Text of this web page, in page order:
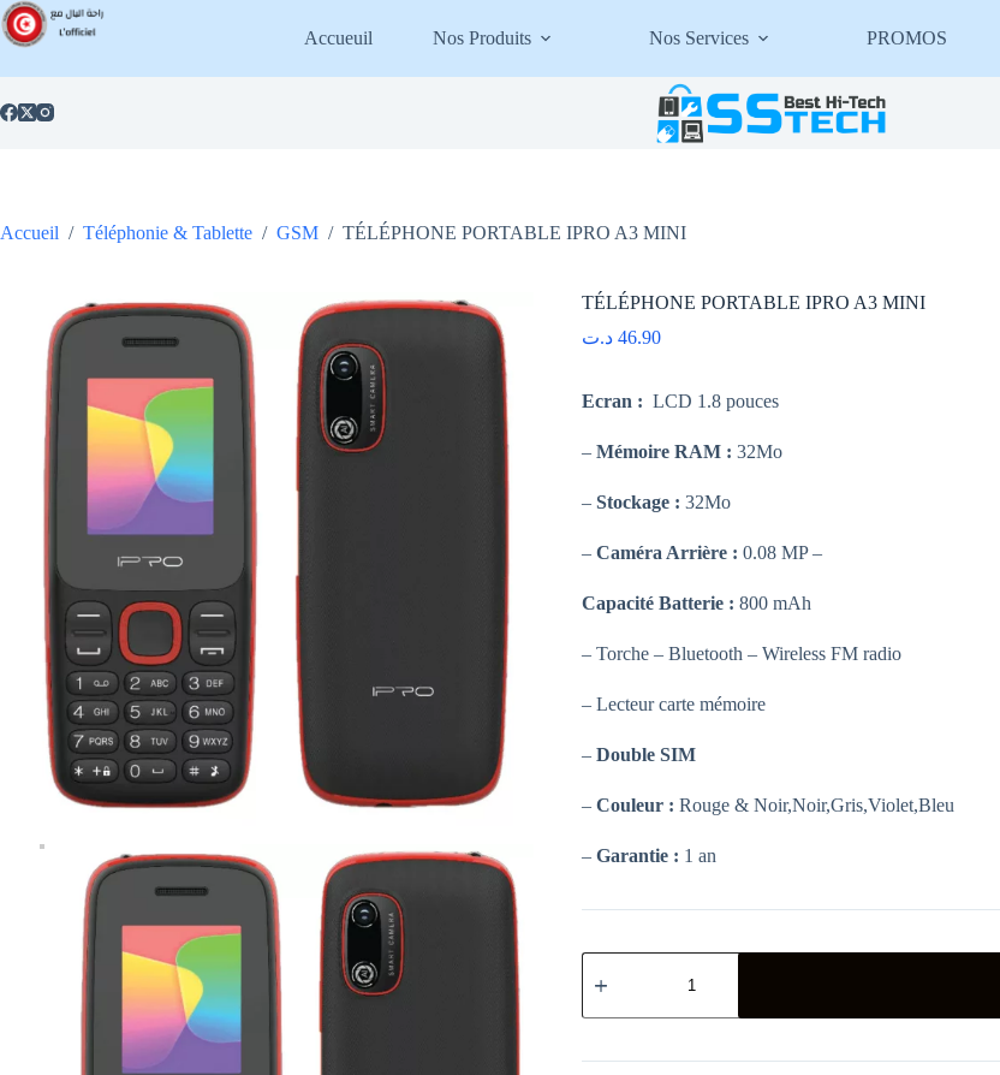
Passer
au
contenu
Accueuil Nos Produits Nos Services PROMOS
Accueil / Téléphonie & Tablette / GSM / TÉLÉPHONE PORTABLE IPRO A3 MINI
TÉLÉPHONE PORTABLE IPRO A3 MINI
46.90 د.ت
Ecran : LCD 1.8 pouces
–Mémoire RAM : 32Mo
–Stockage : 32Mo
–Caméra Arrière : 0.08 MP –
Capacité Batterie : 800 mAh
– Torche – Bluetooth – Wireless FM radio
– Lecteur carte mémoire
–Double SIM
–Couleur : Rouge & Noir,Noir,Gris,Violet,Bleu
–Garantie : 1 an
quantité
de
PORTABLE
A3